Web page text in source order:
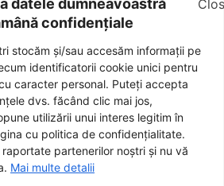
datele dumneavoastră
confidențiale
stocăm și/sau accesăm informații pe
identificatorii cookie unici pentru
caracter personal. Puteți accepta
dvs. făcând clic mai jos,
utilizării unui interes legitim în
cu politica de confidențialitate.
partenerilor noștri și nu vă
Mai multe detalii